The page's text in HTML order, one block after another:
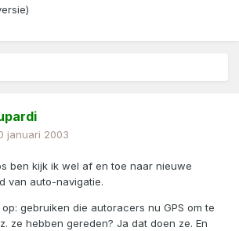
januari 2003
ben kijk ik wel af en toe naar nieuwe
van auto-navigatie.
gebruiken die autoracers nu GPS om te
ze hebben gereden? Ja dat doen ze. En